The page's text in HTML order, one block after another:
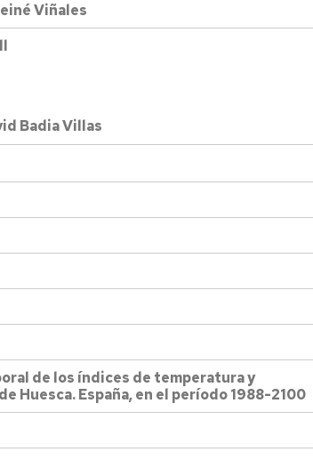
Viñales
Badia Villas
de los índices de temperatura y
Huesca. España, en el período 1988-2100